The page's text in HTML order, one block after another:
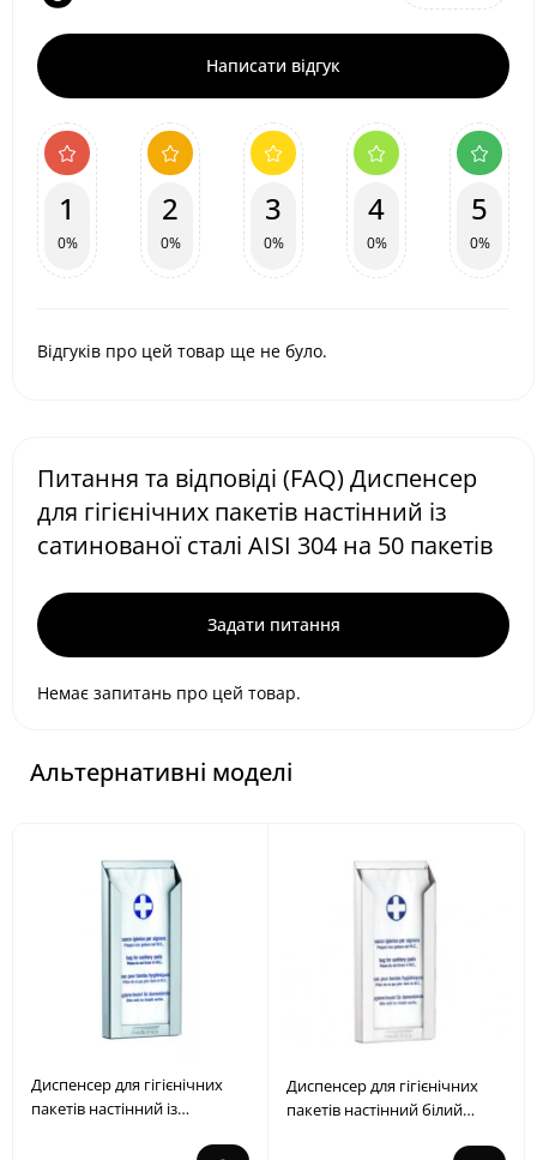
Написати відгук
1
0%
2
0%
3
0%
4
0%
5
0%
Відгуків про цей товар ще не було.
Питання та відповіді (FAQ) Диспенсер
для гігієнічних пакетів настінний із
сатинованої сталі AISI 304 на 50 пакетів
Задати питання
Немає запитань про цей товар.
Альтернативні моделі
Диспенсер для гігієнічних
пакетів настінний із
Диспенсер для гігієнічних
пакетів настінний білий